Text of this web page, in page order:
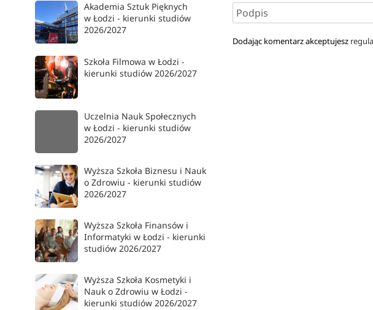
Akademia Sztuk Pięknych
w Łodzi - kierunki studiów
2026/2027
Szkoła Filmowa w Łodzi -
kierunki studiów 2026/2027
Uczelnia Nauk Społecznych
w Łodzi - kierunki studiów
2026/2027
Wyższa Szkoła Biznesu i Nauk
o Zdrowiu - kierunki studiów
2026/2027
Wyższa Szkoła Finansów i
Informatyki w Łodzi - kierunki
studiów 2026/2027
Wyższa Szkoła Kosmetyki i
Nauk o Zdrowiu w Łodzi -
kierunki studiów 2026/2027
Dodając komentarz akceptujesz